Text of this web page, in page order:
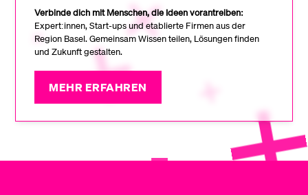
Verbinde dich mit Menschen, die Ideen vorantreiben:
Expert:innen, Start-ups und etablierte Firmen aus der
Region Basel. Gemeinsam Wissen teilen, Lösungen finden
und Zukunft gestalten.
MEHR ERFAHREN